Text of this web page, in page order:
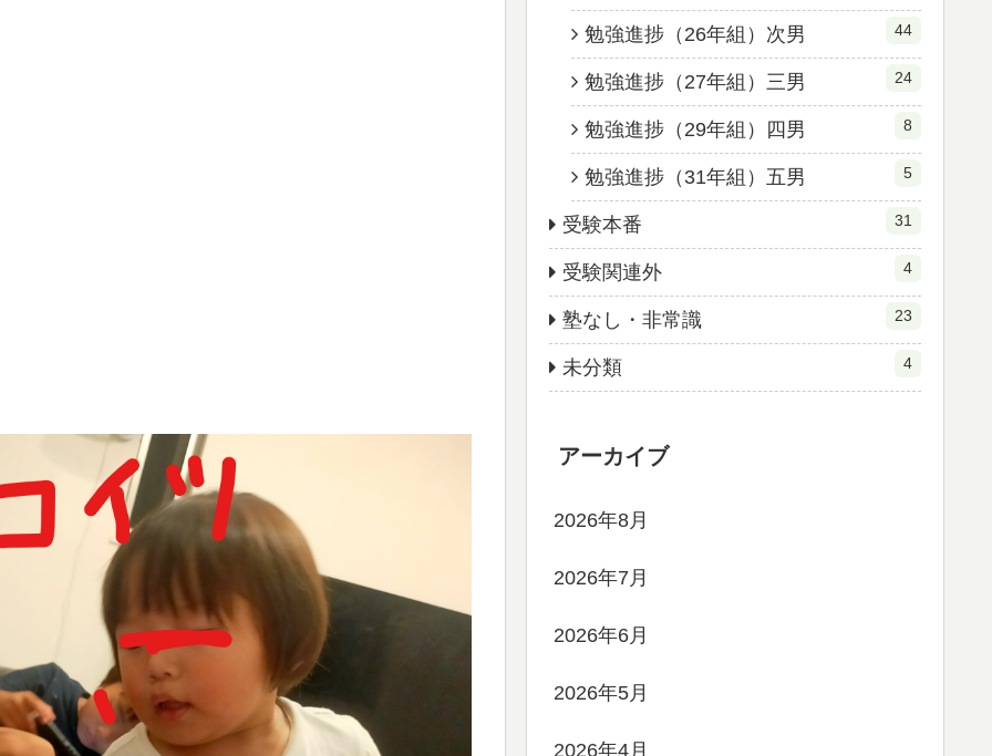
勉強進捗（26年組）次男 44
勉強進捗（27年組）三男 24
勉強進捗（29年組）四男 8
勉強進捗（31年組）五男 5
受験本番 31
受験関連外 4
塾なし・非常識 23
未分類 4
アーカイブ
2026年8月
2026年7月
2026年6月
2026年5月
2026年4月